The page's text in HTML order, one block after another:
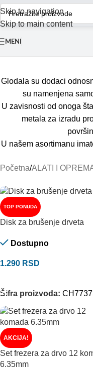
Skip to navigation
Skip to main content
MENI
Glodala su dodaci
su namenjena
U zavisnosti od onoga
metala za izradu
U našem asortimanu
Početna/ALATI I
TOP PONUDA
Disk za brušenje drveta
Dostupno
1.290 RSD
Šifra proizvoda:
AKCIJA!
Set frezera za drvo 12
6.35mm